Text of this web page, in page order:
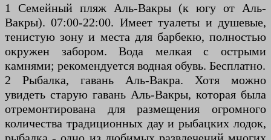
1 Семейный пляж Аль-Вакры (к югу от Аль-
Вакры). 07:00-22:00. Имеет туалеты и душевые,
тенистую зону и места для барбекю, полностью
окружен забором. Вода мелкая с острыми
камнями; рекомендуется водная обувь. Бесплатно.
2 Рыбалка, гавань Аль-Вакра. Хотя можно
увидеть старую гавань Аль-Вакры, которая была
отремонтирована для размещения огромного
количества традиционных дау и рыбацких лодок,